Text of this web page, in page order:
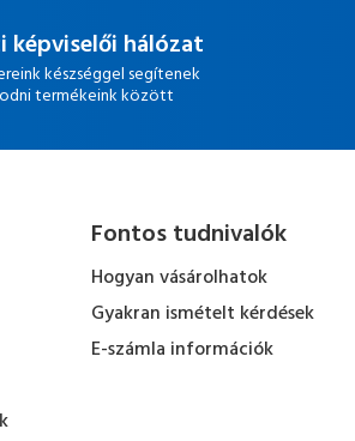
képviselői hálózat
készséggel segítenek
termékeink között
Fontos tudnivalók
Hogyan vásárolhatok
Gyakran ismételt kérdések
E-számla információk